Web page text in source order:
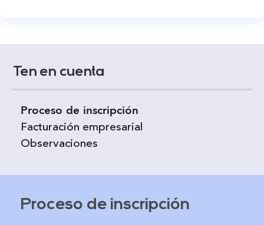
Ten en cuenta
Proceso de inscripción
Facturación empresarial
Observaciones
Proceso de inscripción